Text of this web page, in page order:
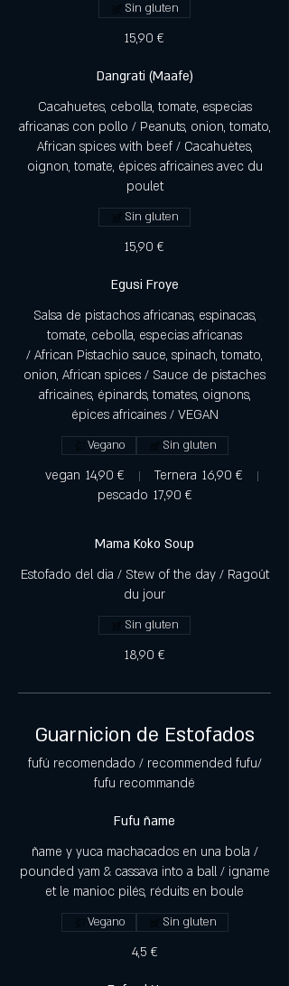
15,90 €
Sin gluten
Dangrati (Maafe)
Cacahuetes, cebolla, tomate, especias
africanas con pollo / Peanuts, onion, tomato,
African spices with beef / Cacahuètes,
oignon, tomate, épices africaines avec du
poulet
15,90 €
Sin gluten
Egusi Froye
Salsa de pistachos africanas, espinacas,
tomate, cebolla, especias africanas
/ African Pistachio sauce, spinach, tomato,
onion, African spices / Sauce de pistaches
africaines, épinards, tomates, oignons,
épices africaines / VEGAN
vegan 14,90 € Ternera 16,90 €
pescado 17,90 €
Vegano Sin gluten
Mama Koko Soup
Estofado del dia / Stew of the day / Ragoût
du jour
18,90 €
Sin gluten
Guarnicion de Estofados
fufú recomendado / recommended fufu/
fufu recommandé
Fufu ñame
ñame y yuca machacados en una bola /
pounded yam & cassava into a ball / igname
et le manioc pilés, réduits en boule
4,5 €
Vegano Sin gluten